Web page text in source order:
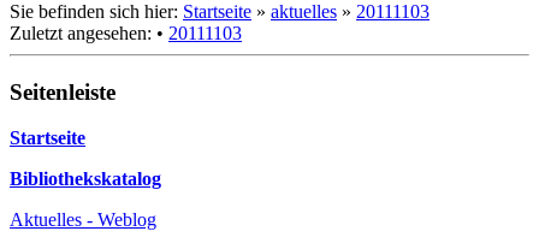
Sie befinden sich hier: Startseite » aktuelles » 20111103
Zuletzt angesehen: • 20111103
Seitenleiste
Startseite
Bibliothekskatalog
Aktuelles - Weblog